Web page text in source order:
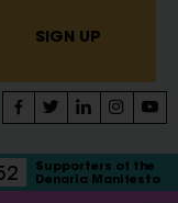
SIGN UP
Supporters of the
Denaria Manifesto